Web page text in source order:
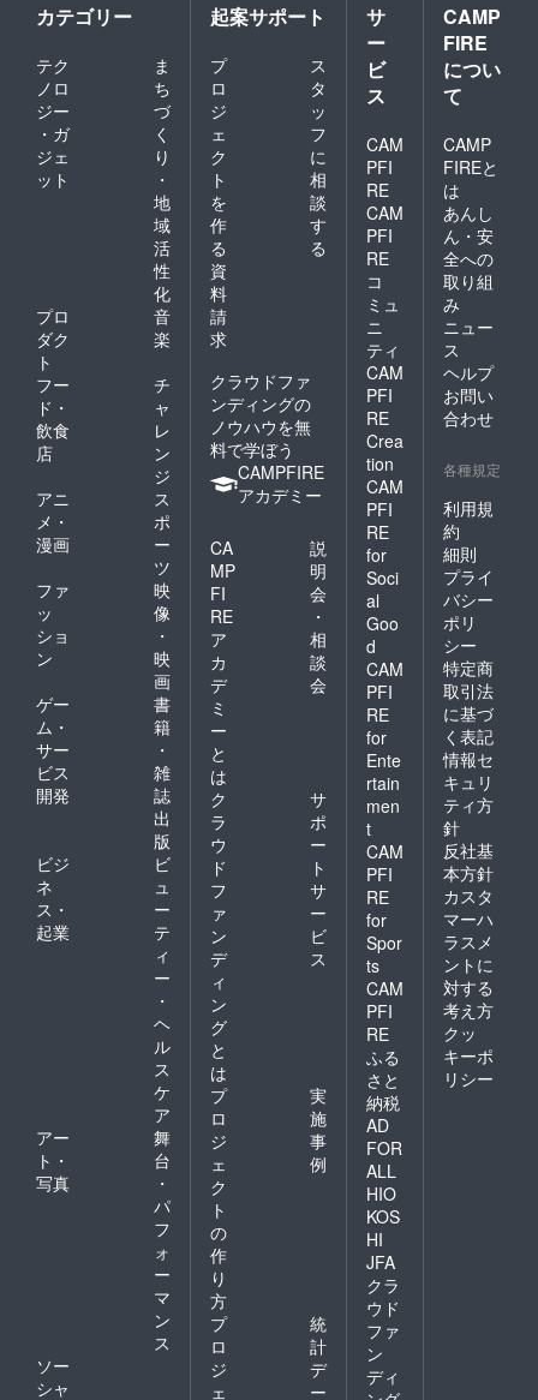
カテゴリー
テク
ノロ
ジー
・ガ
ジェ
ット
ま
ち
づ
く
り
・
地
域
活
性
化
プロ
ダク
ト
音
楽
フー
ド・
飲食
店
チ
ャ
レ
ン
ジ
アニ
メ・
漫画
ス
ポ
ー
ツ
ファ
ッ
ショ
ン
映
像
・
映
画
ゲー
ム・
サー
ビス
開発
書
籍
・
雑
誌
出
版
ビジ
ネ
ス・
起業
ビ
ュ
ー
テ
ィ
ー
・
ヘ
ル
ス
ケ
ア
アー
ト・
写真
舞
台
・
パ
フ
ォ
ー
マ
ン
ス
ソー
シャ
起案サポート
プ
ロ
ジ
ェ
ク
ト
を
作
る
ス
タ
ッ
フ
に
相
談
す
る
資
料
請
求
クラウドファ
ンディングの
ノウハウを無
料で学ぼう
CAMPFIRE
アカデミー
CA
MP
FI
RE
ア
カ
デ
ミ
ー
と
は
説
明
会
・
相
談
会
ク
ラ
ウ
ド
フ
ァ
ン
デ
ィ
ン
グ
と
は
サ
ポ
ー
ト
サ
ー
ビ
ス
プ
ロ
ジ
ェ
ク
ト
の
作
り
方
実
施
事
例
プ
ロ
ジ
ェ
統
計
デ
ー
サ
ー
ビ
ス
CAM
PFI
RE
CAM
PFI
RE
コ
ミュ
ニ
ティ
CAM
PFI
RE
Crea
tion
CAM
PFI
RE
for
Soci
al
Goo
d
CAM
PFI
RE
for
Ente
rtain
men
t
CAM
PFI
RE
for
Spor
ts
CAM
PFI
RE
ふる
さと
納税
AD
FOR
ALL
HIO
KOS
HI
JFA
クラ
ウド
ファ
ン
ディ
CAMP
FIRE
につい
て
CAMP
FIREと
は
あんし
ん・安
全への
取り組
み
ニュー
ス
ヘルプ
お問い
合わせ
各種規定
利用規
約
細則
プライ
バシー
ポリ
シー
特定商
取引法
に基づ
く表記
情報セ
キュリ
ティ方
針
反社基
本方針
カスタ
マーハ
ラスメ
ントに
対する
考え方
クッ
キーポ
リシー